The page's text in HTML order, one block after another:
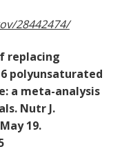
28442474/
replacing
polyunsaturated
a meta-analysis
Nutr J.
19.